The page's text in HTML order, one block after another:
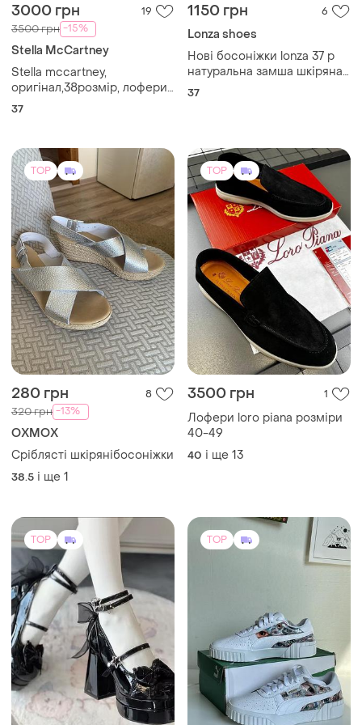
280 грн 8
320 грн
Сріблясті шкірянібосоніжки
38.5 і ще 1
3500 грн
40 і ще 13
TOP
1999 грн 10
2155 грн -8%
Туфлі аніме стиль на
платформі з бантами чорні
лаковані
і ще
TOP
6500 грн
ручний розпис
38
TOP